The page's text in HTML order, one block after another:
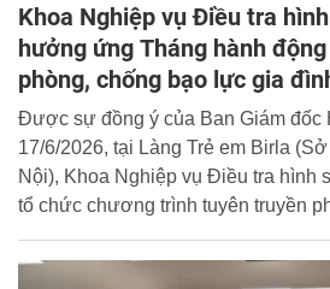
Khoa Nghiệp vụ Điều tra
hưởng ứng Tháng hành
phòng, chống bạo lực gia
động vì Trẻ em năm 2026
Được sự đồng ý của Ban Giám đốc
17/6/2026, tại Làng Trẻ em Birla
Nội), Khoa Nghiệp vụ Điều tra hình
tổ chức chương trình tuyên truyền
đình và Tháng hành động vì Trẻ em